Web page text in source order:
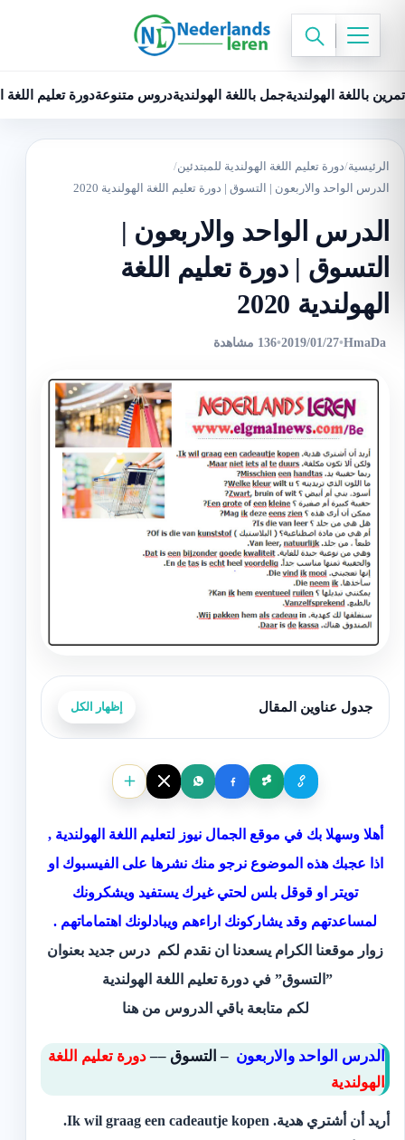
تمرين باللغة الهولنديةجمل باللغة الهولنديةدروس متنوعةدورة تعليم اللغة
الرئيسية/دورة تعليم اللغة الهولندية للمبتدئين/
الدرس الواحد والاربعون | ‫‫‫التسوق | دورة تعليم اللغة الهولندية 2020
الدرس الواحد والاربعون |
‫‫‫التسوق | دورة تعليم اللغة
الهولندية 2020
HmaDa
•
2019/01/27
•136 مشاهدة
جدول عناوين المقال إظهار الكل
أهلا وسهلا بك في موقع الجمال نيوز لتعليم اللغة الهولندية ,
اذا عجبك هذه الموضوع نرجو منك نشرها على الفيسبوك او
تويتر او قوقل بلس لحتي غيرك يستفيد ويشكرونك
لمساعدتهم وقد يشاركونك اراءهم ويبادلونك اهتماماتهم .
زوار موقعنا الكرام يسعدنا ان نقدم لكم درس جديد بعنوان
‫”التسوق” في دورة تعليم اللغة الهولندية
لكم متابعة باقي الدروس من هنا
الدرس الواحد والاربعون ‫‫‫ – التسوق –– ‫‫دورة تعليم اللغة
الهولندية
‫أريد أن أشتري هدية.‬ Ik wil graag een cadeautje kopen.